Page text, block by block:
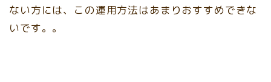
ない方には、この運用方法はあまりおすすめできな
いです。。